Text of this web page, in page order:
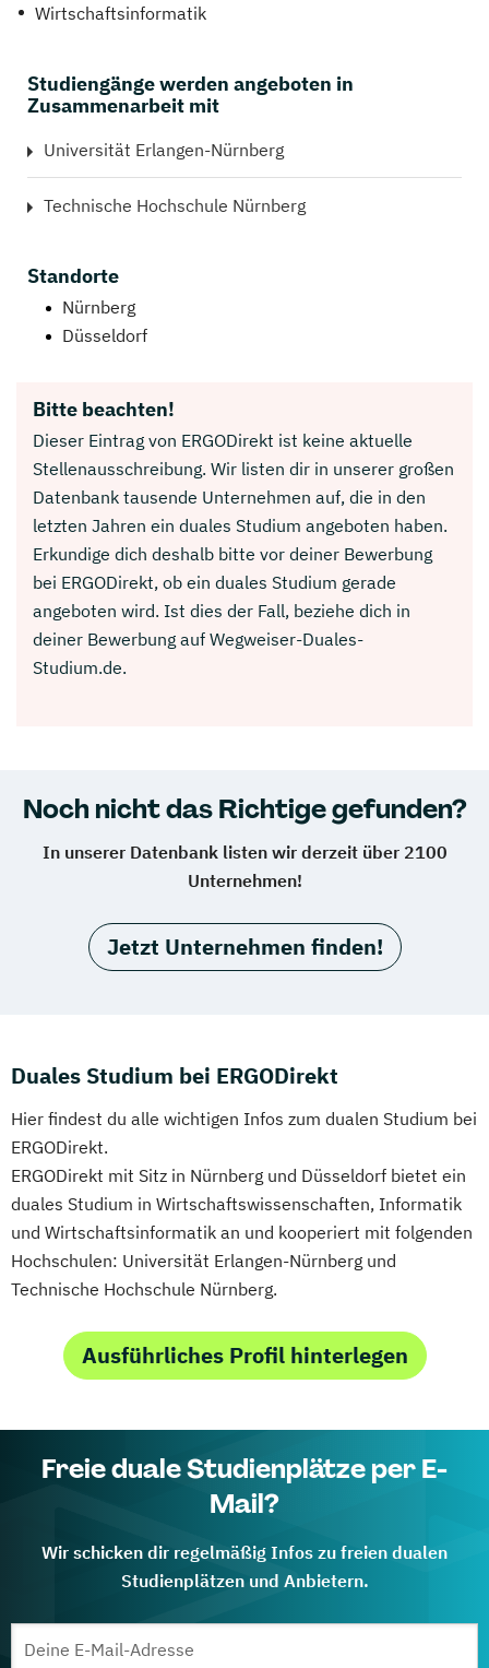
Wirtschaftsinformatik
Studiengänge werden angeboten in
Zusammenarbeit mit
Universität Erlangen-Nürnberg
Technische Hochschule Nürnberg
Standorte
Nürnberg
Düsseldorf
Bitte beachten!
Dieser Eintrag von ERGODirekt ist keine aktuelle
Stellenausschreibung. Wir listen dir in unserer großen
Datenbank tausende Unternehmen auf, die in den
letzten Jahren ein duales Studium angeboten haben.
Erkundige dich deshalb bitte vor deiner Bewerbung
bei ERGODirekt, ob ein duales Studium gerade
angeboten wird. Ist dies der Fall, beziehe dich in
deiner Bewerbung auf Wegweiser-Duales-
Studium.de.
Noch nicht das Richtige gefunden?
In unserer Datenbank listen wir derzeit über 2100
Unternehmen!
Jetzt Unternehmen finden!
Duales Studium bei ERGODirekt
Hier findest du alle wichtigen Infos zum dualen Studium bei
ERGODirekt.
ERGODirekt mit Sitz in Nürnberg und Düsseldorf bietet ein
duales Studium in Wirtschaftswissenschaften, Informatik
und Wirtschaftsinformatik an und kooperiert mit folgenden
Hochschulen: Universität Erlangen-Nürnberg und
Technische Hochschule Nürnberg.
Ausführliches Profil hinterlegen
Freie duale Studienplätze per E-
Mail?
Wir schicken dir regelmäßig Infos zu freien dualen
Studienplätzen und Anbietern.